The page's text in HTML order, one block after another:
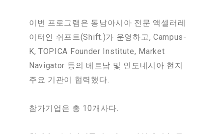
이번 프로그램은 동남아시아 전문 액셀러레
이터인 쉬프트(Shift.)가 운영하고, Campus-
K, TOPICA Founder Institute, Market
Navigator 등의 베트남 및 인도네시아 현지
주요 기관이 협력했다.
참가기업은 총 10개사다.